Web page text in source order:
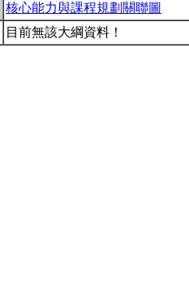
核心能力與課程規劃關聯圖
目前無該大綱資料！